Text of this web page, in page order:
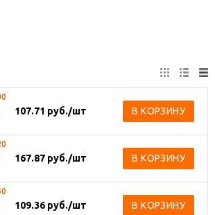
107.71 руб./шт В КОРЗИНУ
167.87 руб./шт В КОРЗИНУ
109.36 руб./шт В КОРЗИНУ